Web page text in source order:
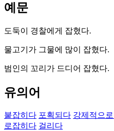
예문
도둑이 경찰에게 잡혔다.
물고기가 그물에 많이 잡혔다.
범인의 꼬리가 드디어 잡혔다.
유의어
붙잡히다 포획되다 강제적으
로잡히다 걸리다